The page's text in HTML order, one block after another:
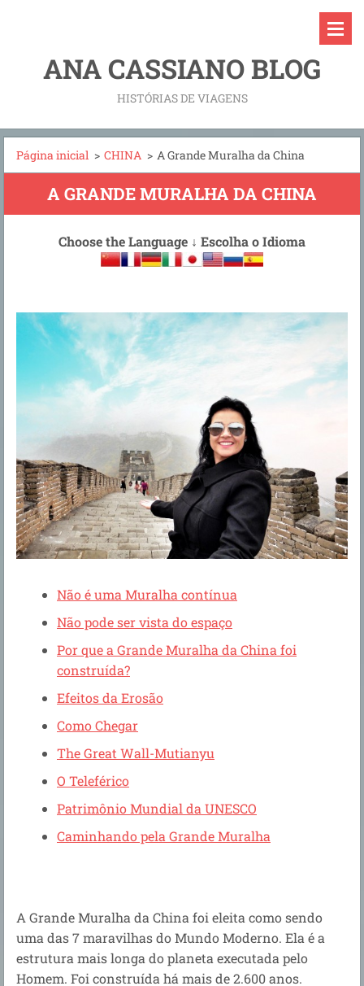
ANA CASSIANO BLOG
HISTÓRIAS DE VIAGENS
Página inicial > CHINA > A Grande Muralha da China
A GRANDE MURALHA DA CHINA
Choose the Language ↓ Escolha o Idioma
Não é uma Muralha contínua
Não pode ser vista do espaço
Por que a Grande Muralha da China foi
construída?
Efeitos da Erosão
Como Chegar
The Great Wall-Mutianyu
O Teleférico
Patrimônio Mundial da UNESCO
Caminhando pela Grande Muralha
A Grande Muralha da China foi eleita como sendo
uma das 7 maravilhas do Mundo Moderno. Ela é a
estrutura mais longa do planeta executada pelo
Homem. Foi construída há mais de 2.600 anos.